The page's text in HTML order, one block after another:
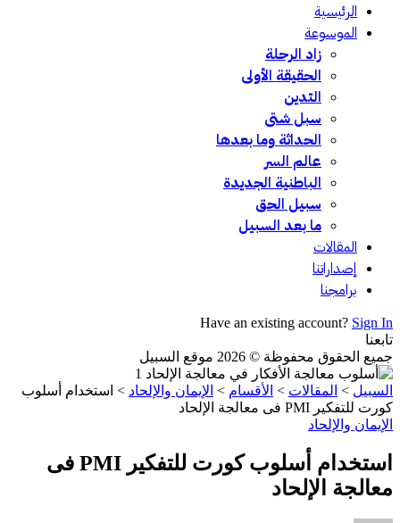
الرئيسية
الموسوعة
زاد الرحلة
الحقيقة الأولى
التدين
سبل شتى
الحداثة وما بعدها
عالم السر
الباطنية الجديدة
سبيل الحق
ما بعد السبيل
المقالات
إصداراتنا
برامجنا
Have an existing account? Sign In
تابعنا
جميع الحقوق محفوظة © 2026 موقع السبيل
السبيل > المقالات > الأقسام > الإيمان والإلحاد > استخدام أسلوب
كورت للتفكير PMI فى معالجة الإلحاد
الإيمان والإلحاد
استخدام أسلوب كورت للتفكير PMI فى
معالجة الإلحاد